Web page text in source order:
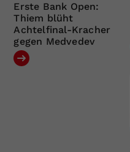
Erste Bank Open:
Thiem blüht
Achtelfinal-Kracher
gegen Medvedev